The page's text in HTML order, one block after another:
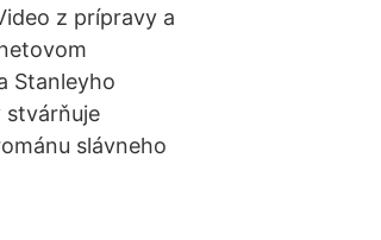
z prípravy a
Stanleyho
stvárňuje
slávneho